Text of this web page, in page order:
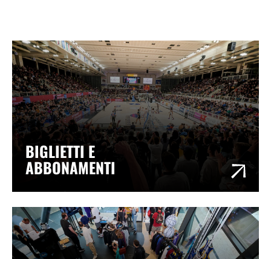
BIGLIETTI E
ABBONAMENTI